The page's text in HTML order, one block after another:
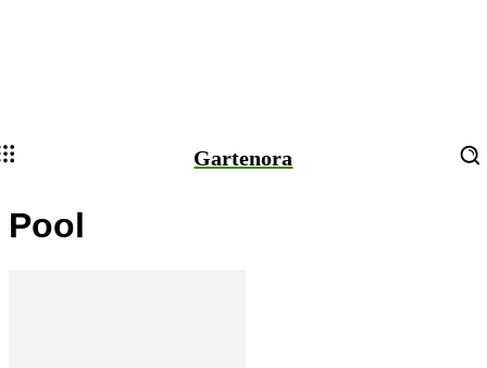
Gartenora
Pool